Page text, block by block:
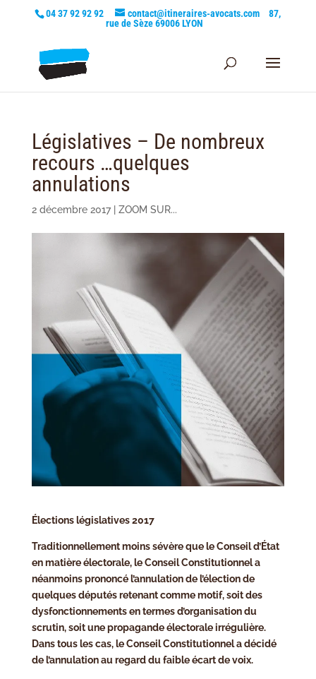
04 37 92 92 92 contact@itineraires-avocats.com
87,
rue de Sèze 69006 LYON
Législatives – De nombreux
recours …quelques
annulations
2 décembre 2017| ZOOM SUR...
Élections législatives 2017
Traditionnellement moins sévère que le Conseil d’État
en matière électorale, le Conseil Constitutionnel a
néanmoins prononcé l’annulation de l’élection de
quelques députés retenant comme motif, soit des
dysfonctionnements en termes d’organisation du
scrutin, soit une propagande électorale irrégulière.
Dans tous les cas, le Conseil Constitutionnel a décidé
de l’annulation au regard du faible écart de voix.